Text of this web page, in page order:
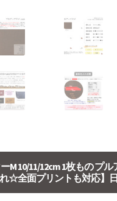
M 10/11/12cm 1枚もの プ
☆全面プリントも対応】